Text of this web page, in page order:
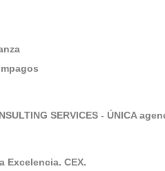
SERVICES - ÚNICA
Excelencia. CEX.